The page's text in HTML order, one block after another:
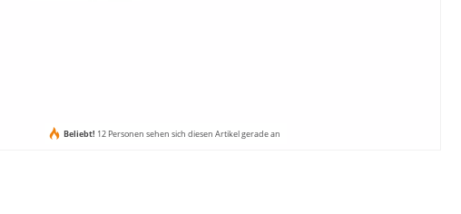
Beliebt! 12 Personen sehen sich diesen Artikel gerade an